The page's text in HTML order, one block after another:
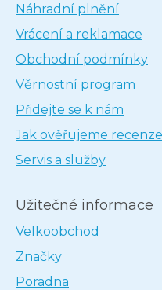
Náhradní plnění
Vrácení a reklamace
Obchodní podmínky
Věrnostní program
Přidejte se k nám
Jak ověřujeme recenze
Servis a služby
Užitečné informace
Velkoobchod
Značky
Poradna